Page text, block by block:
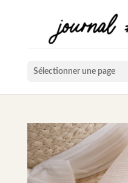
Sélectionner une page